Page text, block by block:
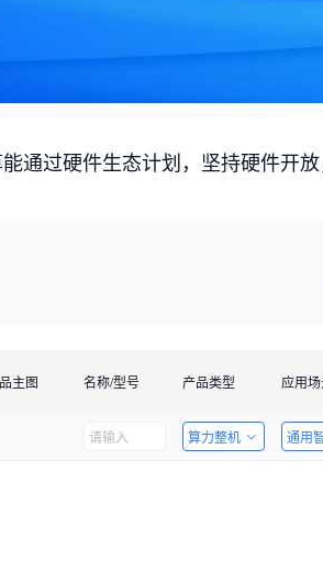
通过硬件生态计划，坚持硬件开
主图 名称/型号 产品类型 应用
限公司 算力整机 通用